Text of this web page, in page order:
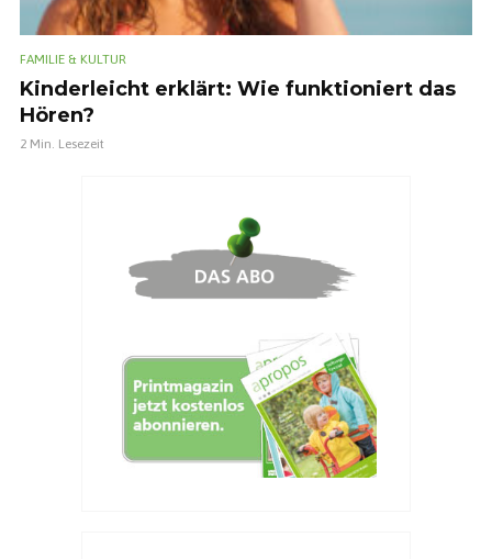
FAMILIE & KULTUR
Kinderleicht erklärt: Wie funktioniert das
Hören?
2 Min. Lesezeit